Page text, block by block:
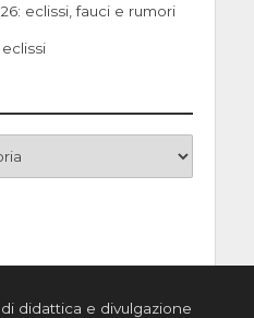
eclissi, fauci e rumori
didattica e divulgazione